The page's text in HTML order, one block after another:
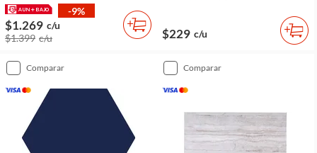
-9%
$1.269 c/u
$1.399 c/u $229 c/u
comparar comparar